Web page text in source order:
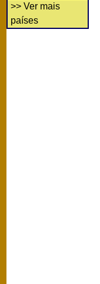
>> Ver mais
países